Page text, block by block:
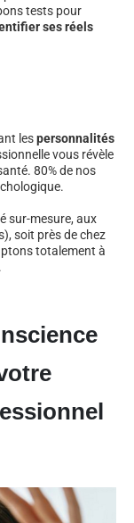
tests pour
ses réels
lespersonnalités
vous révèle
80% de nos
sur-mesure, aux
soit près de chez
totalement à